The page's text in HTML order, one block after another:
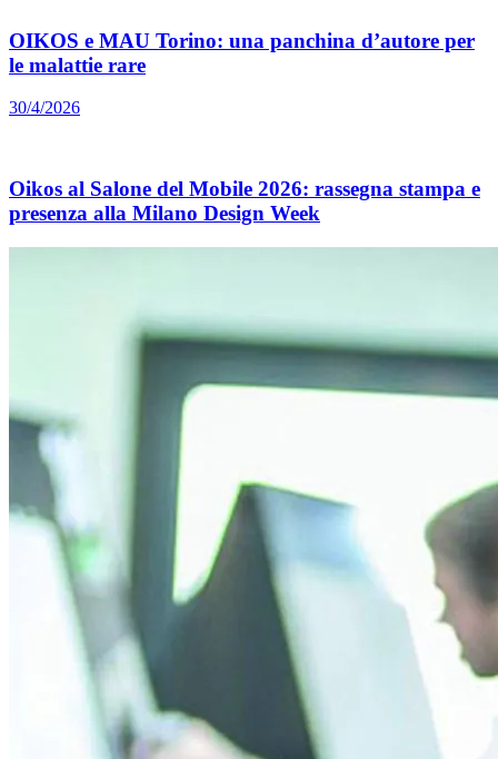
OIKOS e MAU Torino: una panchina d’autore per
le malattie rare
30/4/2026
Oikos al Salone del Mobile 2026: rassegna stampa e
presenza alla Milano Design Week